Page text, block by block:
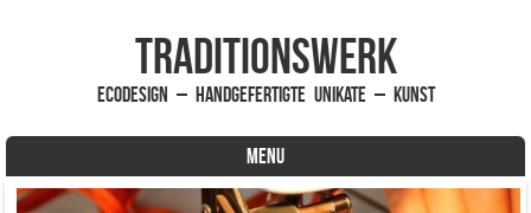
traditionsWerk
EcoDesign – handgefertigte Unikate – Kunst
MENU
Skip to content